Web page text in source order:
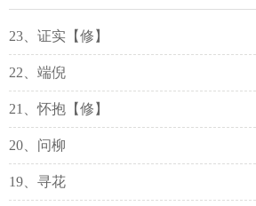
23、证实【修】
22、端倪
21、怀抱【修】
20、问柳
19、寻花